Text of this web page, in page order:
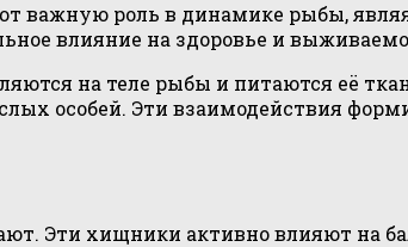
важную роль в динамике рыбы,
влияние на здоровье и
на теле рыбы и питаются её
особей. Эти взаимодействия
Эти хищники активно влияют на